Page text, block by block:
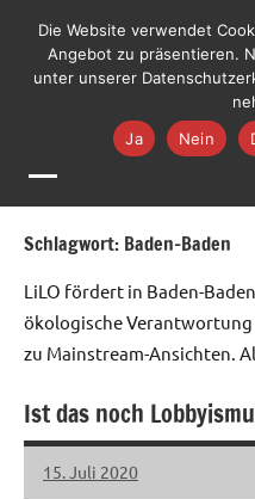
springen
LiLO
Liste
Lebenswerte
Ortenau
Schlagwort: Baden-Baden
LiLO fördert in Baden-
ökologische
zu Mainstream-Ansichten.
Ist das noch
15. Juli 2020
LiLO
Keine
Die Website verwendet
Angebot zu präsentieren.
unter unserer
Ja
Nein